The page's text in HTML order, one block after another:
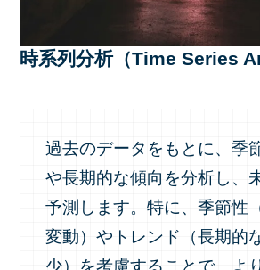
時系列分析（Time Series
過去のデータをもとに、季
や長期的な傾向を分析し、
予測します。特に、季節性
変動）やトレンド（長期的
少）を考慮することで、よ